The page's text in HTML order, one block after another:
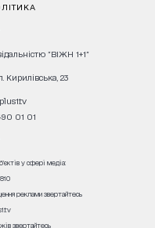
"ВІЖН 1+1"
Кирилівська, 23
01 01
у сфері медіа:
реклами звертайтесь
звертайтесь